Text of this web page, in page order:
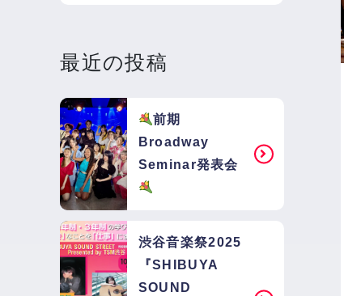
最近の投稿
前期
Broadway
Seminar発表会
渋谷音楽祭2025
『SHIBUYA
SOUND